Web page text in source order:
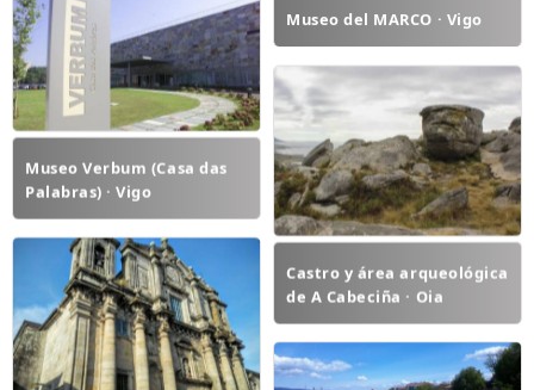
Museo del MARCO · Vigo
Museo Verbum (Casa das
Palabras) · Vigo
Castro y área arqueológica
de A Cabeciña · Oia